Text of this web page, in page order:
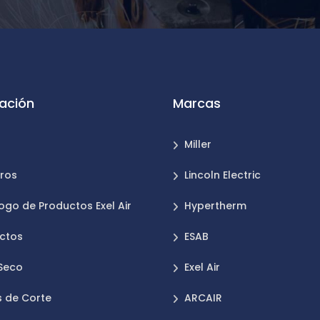
de Productos Exel Air
de Corte
Marcas
Miller
Lincoln Electric
Hypertherm
ESAB
Exel Air
ARCAIR